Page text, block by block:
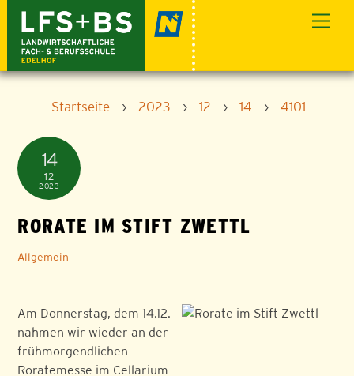
content
Startseite › 2023 › 12 › 14 › 4101
14
12
2023
RORATE IM STIFT ZWETTL
Allgemein
Am Donnerstag, dem 14.12.
nahmen wir wieder an der
frühmorgendlichen
Roratemesse im Cellarium